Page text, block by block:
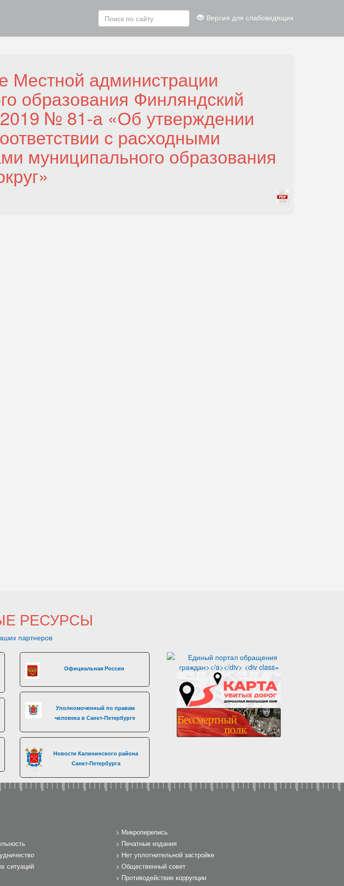
Версия для слабовидящих
Местной администрации
образования Финляндский
№ 81-а «Об утверждении
с расходными
муниципального образования
РЕСУРСЫ
партнеров
Официальная Россия
Уполномоченный по правам
человека в Санкт-Петербурге
Новости Калининского района
Санкт-Петербурга
ситуаций
Микроперепись
Печатные издания
Нет уплотнительной застройке
Общественный совет
Противодействие коррупции